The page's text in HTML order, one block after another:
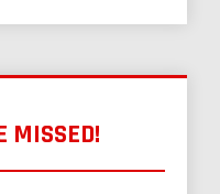
MISSED!